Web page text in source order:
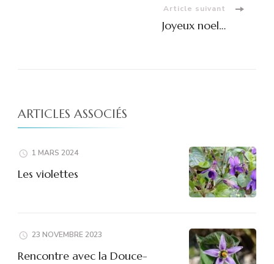
Article suivant
Joyeux noel…
ARTICLES ASSOCIÉS
1 MARS 2024
Les violettes
23 NOVEMBRE 2023
Rencontre avec la Douce-